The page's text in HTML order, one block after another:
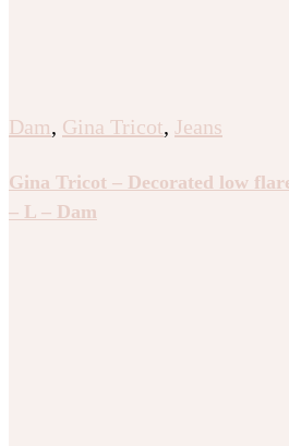
Dam, Gina Tricot, Jeans
Gina Tricot – Decorated low
– L – Dam